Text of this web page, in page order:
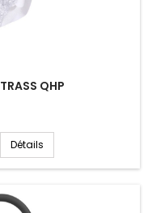
QHP
Détails